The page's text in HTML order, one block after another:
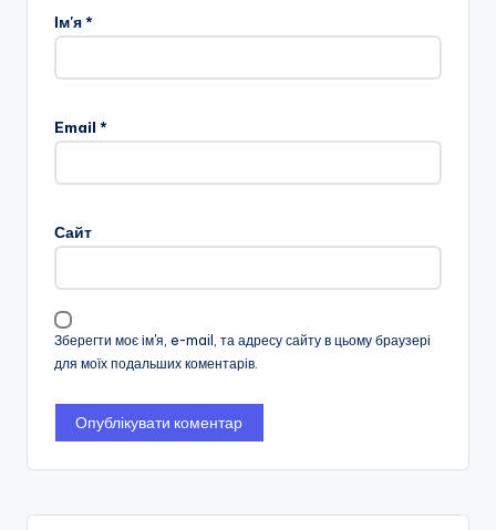
Ім'я*
Email *
Сайт
Зберегти моє ім'я, e-mail, та адресу сайту в цьому браузері
для моїх подальших коментарів.